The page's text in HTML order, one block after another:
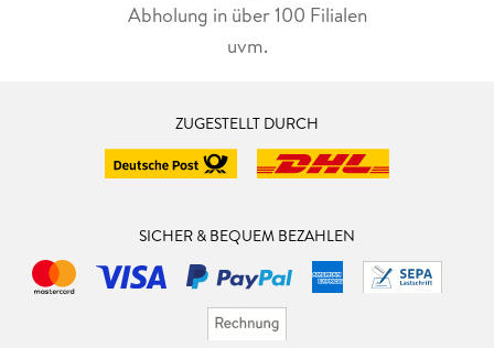
Abholung in über 100 Filialen
uvm.
ZUGESTELLT DURCH
SICHER & BEQUEM BEZAHLEN